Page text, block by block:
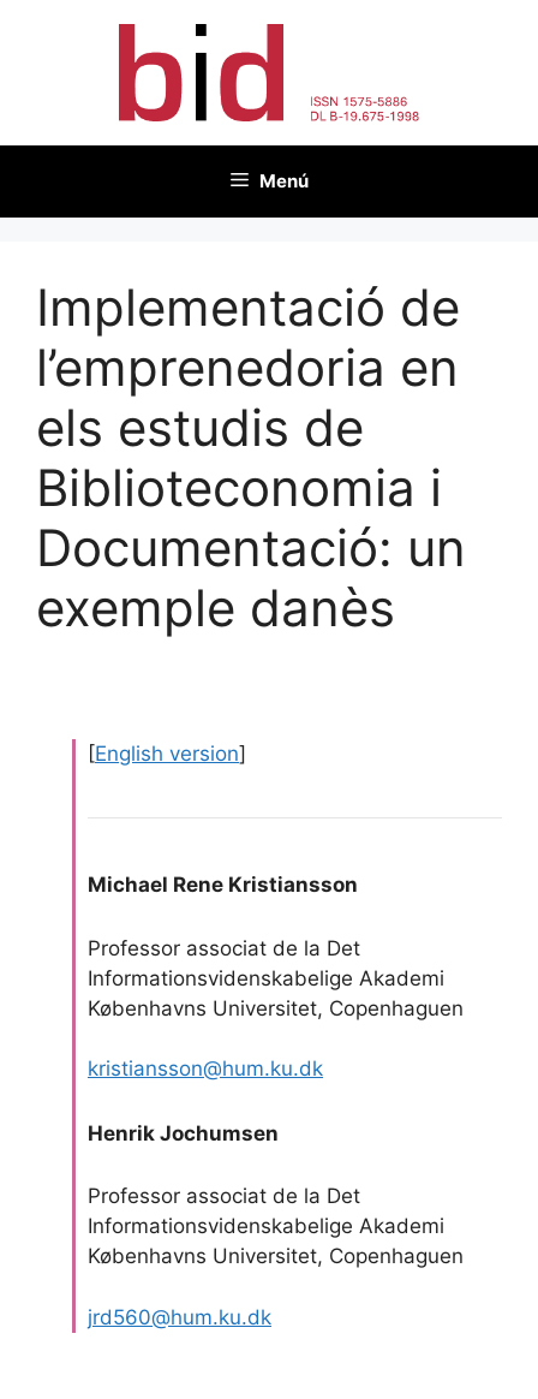
Menú
Implementació de
l’emprenedoria en
els estudis de
Biblioteconomia i
Documentació: un
exemple danès
[English version]
Michael Rene Kristiansson
Professor associat de la Det
Informationsvidenskabelige Akademi
Københavns Universitet, Copenhaguen
kristiansson@hum.ku.dk
Henrik Jochumsen
Professor associat de la Det
Informationsvidenskabelige Akademi
Københavns Universitet, Copenhaguen
jrd560@hum.ku.dk